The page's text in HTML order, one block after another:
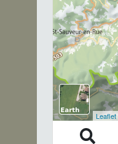
Leaflet